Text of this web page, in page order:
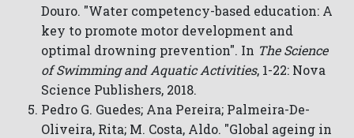
Douro. "Water competency-based education: A
key to promote motor development and
optimal drowning prevention". In The Science
of Swimming and Aquatic Activities, 1-22: Nova
Science Publishers, 2018.
Pedro G. Guedes; Ana Pereira; Palmeira-De-
Oliveira, Rita; M. Costa, Aldo. "Global ageing in